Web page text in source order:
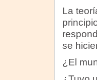
La
se
¿El